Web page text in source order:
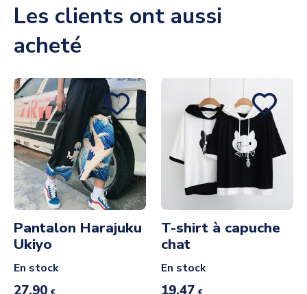
Les clients ont aussi
acheté
Pantalon Harajuku
Ukiyo
En stock
T-shirt à capuche
chat
En stock